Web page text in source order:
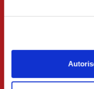
Services
Jeudi 8h30-12h
Vendredi 8h30-